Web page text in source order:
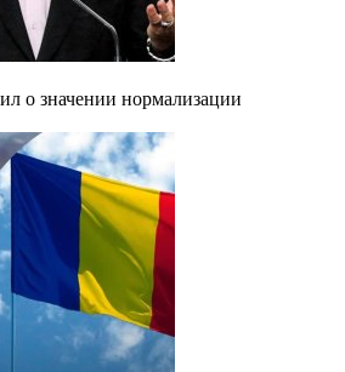
о значении нормализации